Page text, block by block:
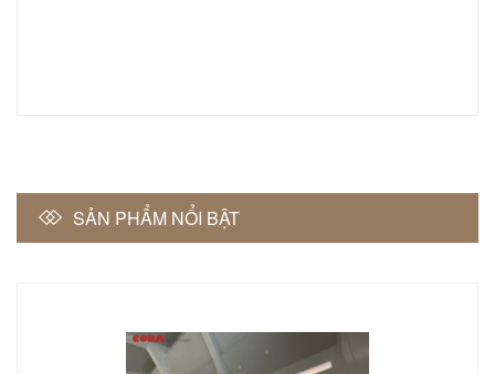
SẢN PHẨM NỔI BẬT